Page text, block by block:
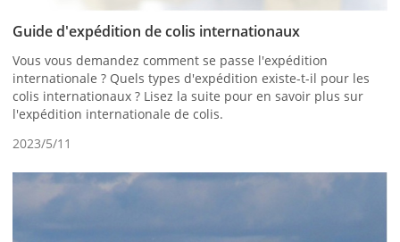
Guide d'expédition de colis internationaux
Vous vous demandez comment se passe l'expédition
internationale ? Quels types d'expédition existe-t-il pour les
colis internationaux ? Lisez la suite pour en savoir plus sur
l'expédition internationale de colis.
2023/5/11